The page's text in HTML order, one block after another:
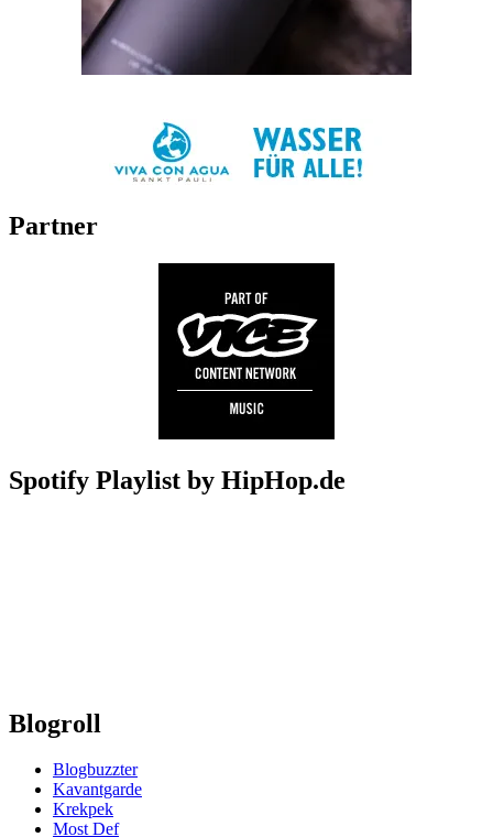
Partner
Spotify Playlist by HipHop.de
Blogroll
Blogbuzzter
Kavantgarde
Krekpek
Most Def